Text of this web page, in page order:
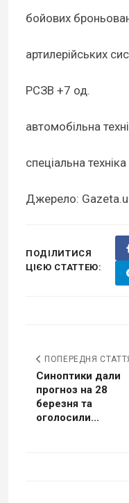
бойових
артилерійських
РСЗВ +7 од.
автомобільна
спеціальна
Джерело:
ПОДІЛИТИСЯ
ЦІЄЮ СТАТТЕЮ:
ПОПЕРЕДНЯ
Синоптики дали
прогноз на 28
березня та
оголосили...